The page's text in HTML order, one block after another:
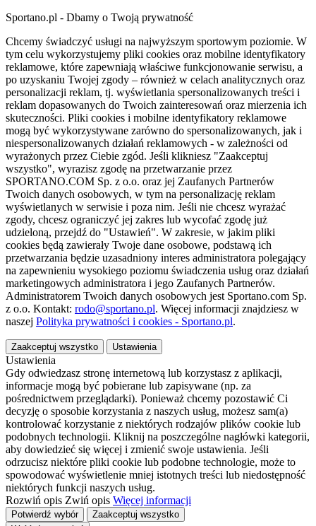
Sportano.pl - Dbamy o Twoją prywatność
Chcemy świadczyć usługi na najwyższym sportowym poziomie. W
tym celu wykorzystujemy pliki cookies oraz mobilne identyfikatory
reklamowe, które zapewniają właściwe funkcjonowanie serwisu, a
po uzyskaniu Twojej zgody – również w celach analitycznych oraz
personalizacji reklam, tj. wyświetlania spersonalizowanych treści i
reklam dopasowanych do Twoich zainteresowań oraz mierzenia ich
skuteczności. Pliki cookies i mobilne identyfikatory reklamowe
mogą być wykorzystywane zarówno do spersonalizowanych, jak i
niespersonalizowanych działań reklamowych - w zależności od
wyrażonych przez Ciebie zgód. Jeśli klikniesz "Zaakceptuj
wszystko", wyrazisz zgodę na przetwarzanie przez
SPORTANO.COM Sp. z o.o. oraz jej Zaufanych Partnerów
Twoich danych osobowych, w tym na personalizację reklam
wyświetlanych w serwisie i poza nim. Jeśli nie chcesz wyrażać
zgody, chcesz ograniczyć jej zakres lub wycofać zgodę już
udzieloną, przejdź do "Ustawień". W zakresie, w jakim pliki
cookies będą zawierały Twoje dane osobowe, podstawą ich
przetwarzania będzie uzasadniony interes administratora polegający
na zapewnieniu wysokiego poziomu świadczenia usług oraz działań
marketingowych administratora i jego Zaufanych Partnerów.
Administratorem Twoich danych osobowych jest Sportano.com Sp.
z o.o. Kontakt: rodo@sportano.pl. Więcej informacji znajdziesz w
naszej Polityka prywatności i cookies - Sportano.pl.
Zaakceptuj wszystko Ustawienia
Ustawienia
Gdy odwiedzasz stronę internetową lub korzystasz z aplikacji,
informacje mogą być pobierane lub zapisywane (np. za
pośrednictwem przeglądarki). Ponieważ chcemy pozostawić Ci
decyzję o sposobie korzystania z naszych usług, możesz sam(a)
kontrolować korzystanie z niektórych rodzajów plików cookie lub
podobnych technologii. Kliknij na poszczególne nagłówki kategorii,
aby dowiedzieć się więcej i zmienić swoje ustawienia. Jeśli
odrzucisz niektóre pliki cookie lub podobne technologie, może to
spowodować wyświetlenie mniej istotnych treści lub niedostępność
niektórych funkcji naszych usług.
Rozwiń opis Zwiń opis Więcej informacji
Potwierdź wybór
Zaakceptuj wszystko